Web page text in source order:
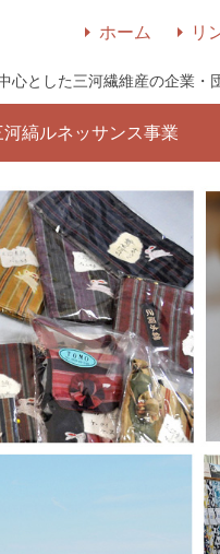
ホーム リ
とした三河繊維産の企業・
河縞ルネッサンス事業